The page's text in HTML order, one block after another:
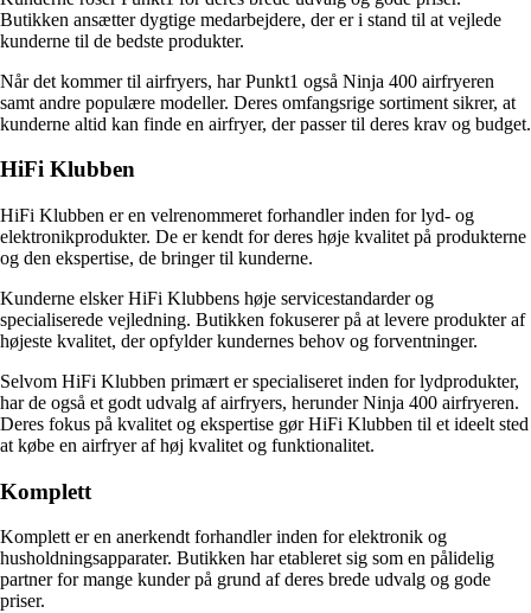
Butikken ansætter dygtige medarbejdere, der er i stand til at vejlede
kunderne til de bedste produkter.
Når det kommer til airfryers, har Punkt1 også Ninja 400 airfryeren
samt andre populære modeller. Deres omfangsrige sortiment sikrer, at
kunderne altid kan finde en airfryer, der passer til deres krav og budget.
HiFi Klubben
HiFi Klubben er en velrenommeret forhandler inden for lyd- og
elektronikprodukter. De er kendt for deres høje kvalitet på produkterne
og den ekspertise, de bringer til kunderne.
Kunderne elsker HiFi Klubbens høje servicestandarder og
specialiserede vejledning. Butikken fokuserer på at levere produkter af
højeste kvalitet, der opfylder kundernes behov og forventninger.
Selvom HiFi Klubben primært er specialiseret inden for lydprodukter,
har de også et godt udvalg af airfryers, herunder Ninja 400 airfryeren.
Deres fokus på kvalitet og ekspertise gør HiFi Klubben til et ideelt sted
at købe en airfryer af høj kvalitet og funktionalitet.
Komplett
Komplett er en anerkendt forhandler inden for elektronik og
husholdningsapparater. Butikken har etableret sig som en pålidelig
partner for mange kunder på grund af deres brede udvalg og gode
priser.